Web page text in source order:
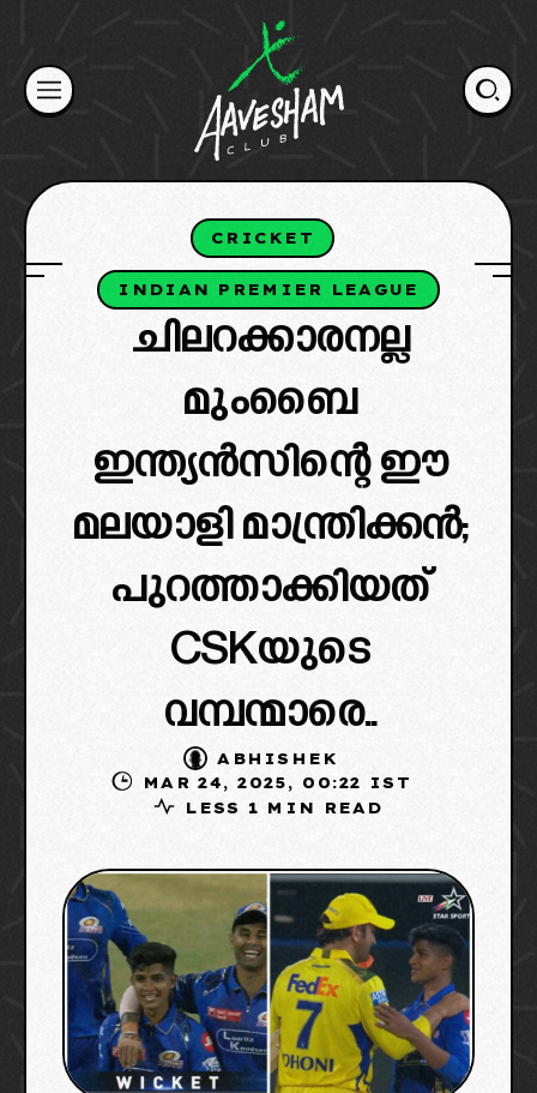
content
CRICKET
INDIAN PREMIER LEAGUE
ചിലറക്കാരനല്ല
മുംബൈ
ഇന്ത്യൻസിന്റെ ഈ
മലയാളി മാന്ത്രിക്കൻ;
പുറത്താക്കിയത്
CSKയുടെ
വമ്പന്മാരെ..
ABHISHEK
MAR 24, 2025, 00:22 IST
LESS 1 MIN READ